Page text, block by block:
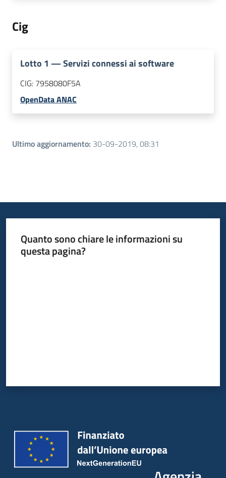
Cig
Lotto 1 —Servizi connessi ai software
CIG: 7958080F5A
OpenData ANAC
Ultimo aggiornamento: 30-09-2019, 08:31
Quanto sono chiare le informazioni su
questa pagina?